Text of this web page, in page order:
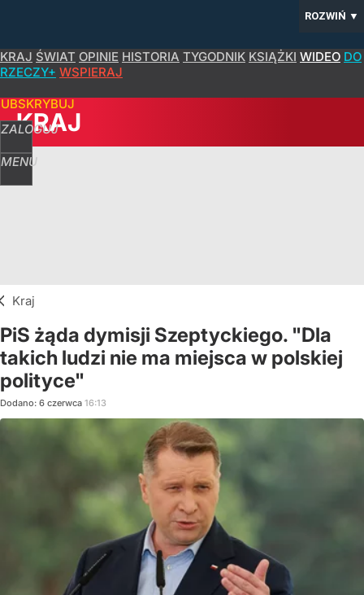
ROZWIŃ ▼
KRAJ ŚWIAT OPINIE HISTORIA TYGODNIK KSIĄŻKI WIDEO DO
RZECZY+ WSPIERAJ
ZALOGUJ
MENU
KRAJ
Kraj
PiS żąda dymisji Szeptyckiego. "Dla
takich ludzi nie ma miejsca w polskiej
polityce"
Dodano: 6 czerwca 16:13